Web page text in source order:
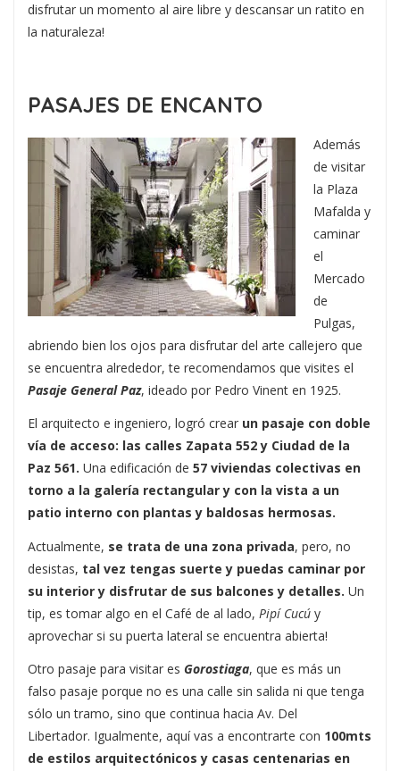
disfrutar un momento al aire libre y descansar un ratito en
la naturaleza!
PASAJES DE ENCANTO
Además
de visitar
la Plaza
Mafalda y
caminar
el
Mercado
de
Pulgas,
abriendo bien los ojos para disfrutar del arte callejero que
se encuentra alrededor, te recomendamos que visites el
Pasaje General Paz, ideado por Pedro Vinent en 1925.
El arquitecto e ingeniero, logró crear un pasaje con doble
vía de acceso: las calles Zapata 552 y Ciudad de la
Paz 561. Una edificación de 57 viviendas colectivas en
torno a la galería rectangular y con la vista a un
patio interno con plantas y baldosas hermosas.
Actualmente, se trata de una zona privada, pero, no
desistas, tal vez tengas suerte y puedas caminar por
su interior y disfrutar de sus balcones y detalles. Un
tip, es tomar algo en el Café de al lado, Pipí Cucú y
aprovechar si su puerta lateral se encuentra abierta!
Otro pasaje para visitar es Gorostiaga, que es más un
falso pasaje porque no es una calle sin salida ni que tenga
sólo un tramo, sino que continua hacia Av. Del
Libertador. Igualmente, aquí vas a encontrarte con 100mts
de estilos arquitectónicos y casas centenarias en